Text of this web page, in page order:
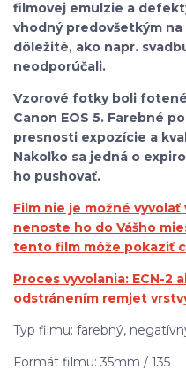
filmovej emulzie a
vhodný predovšetkým
dôležité, ako napr.
neodporúčali.
Vzorové fotky boli
Canon EOS 5. Farebné
presnosti expozície a
Nakoľko sa jedná o
ho pushovať.
Film nie je možné
nenoste ho do Vášho
tento film môže pokaziť
Proces vyvolania: ECN-2
odstránením remjet
Typ filmu: farebný,
Formát filmu: 35mm / 135